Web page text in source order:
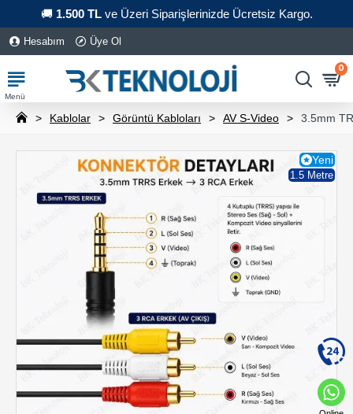
🚚 1.500 TLve Üzeri Siparişlerinizde Ücretsiz Kargo.
Hesabım Üye Ol
0
Kablolar Görüntü Kabloları AV S-Video 3.5mm
Yeni
1.5 Metre